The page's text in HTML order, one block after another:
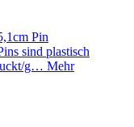
Pin
sind plastisch
g… Mehr